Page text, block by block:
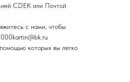
CDEK или Почтой
с нами, чтобы
которых вы легко